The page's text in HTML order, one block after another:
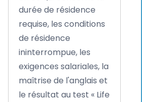
durée de résidence
requise, les conditions
de résidence
ininterrompue, les
exigences salariales, la
maîtrise de l'anglais et
le résultat au test « Life